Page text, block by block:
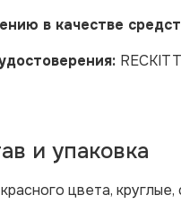
в качестве
и упаковка
красного цвета,